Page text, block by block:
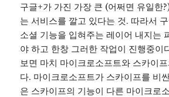
구글+가 가진 가장 큰 (어쩌면 유일한
는 서비스를 깔고 있다는 것. 따라서
소셜 기능을 입혀주는 레이어 내지는
야 하고 한창 그러한 작업이 진행중이
보면 마치 마이크로소프트와 스카이
다. 마이크로소프트가 스카이프를 비
은 스카이프의 기능이 다른 마이크로